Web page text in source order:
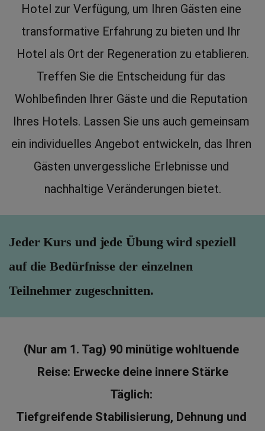
Hotel zur Verfügung, um Ihren Gästen eine
transformative Erfahrung zu bieten und Ihr
Hotel als Ort der Regeneration zu etablieren.
Treffen Sie die Entscheidung für das
Wohlbefinden Ihrer Gäste und die Reputation
Ihres Hotels. Lassen Sie uns auch gemeinsam
ein individuelles Angebot entwickeln, das Ihren
Gästen unvergessliche Erlebnisse und
nachhaltige Veränderungen bietet.
Jeder Kurs und jede Übung wird speziell
auf die Bedürfnisse der einzelnen
Teilnehmer zugeschnitten.
(Nur am 1. Tag) 90 minütige wohltuende
Reise: Erwecke deine innere Stärke
Täglich:
Tiefgreifende Stabilisierung, Dehnung und